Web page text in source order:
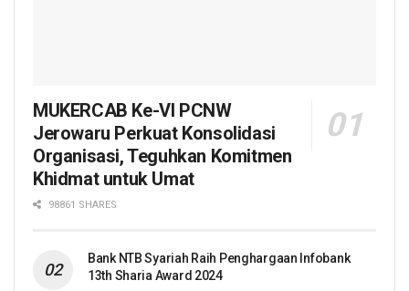
MUKERCAB Ke-VI PCNW
Jerowaru Perkuat Konsolidasi
Organisasi, Teguhkan Komitmen
Khidmat untuk Umat
98861 SHARES
Bank NTB Syariah Raih Penghargaan Infobank
13th Sharia Award 2024